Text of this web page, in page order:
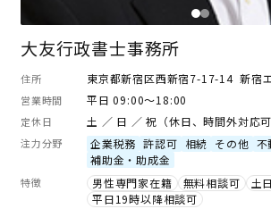
大友行政書士事務所
住所 東京都新宿区西新宿7-17-14 新宿
営業時間 平日 09:00～18:00
定休日 土 ／ 日 ／ 祝（休日、時間外対応可
注力分野 企業税務 許認可 相続 その他 不
補助金・助成金
特徴 男性専門家在籍 無料相談可
土
平日19時以降相談可